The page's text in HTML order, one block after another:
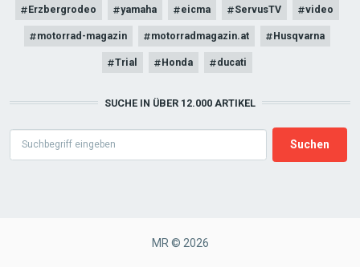
Erzbergrodeo yamaha eicma ServusTV video
motorrad-magazin motorradmagazin.at Husqvarna
Trial Honda ducati
SUCHE IN ÜBER 12.000 ARTIKEL
MR © 2026